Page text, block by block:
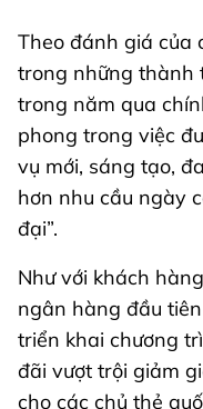
Theo đánh giá của
trong những thành
trong năm qua
phong trong việc
vụ mới, sáng tạo,
hơn nhu cầu ngày
đại”.
Như với khách
ngân hàng đầu
triển khai chương
đãi vượt trội giảm
cho các chủ thẻ